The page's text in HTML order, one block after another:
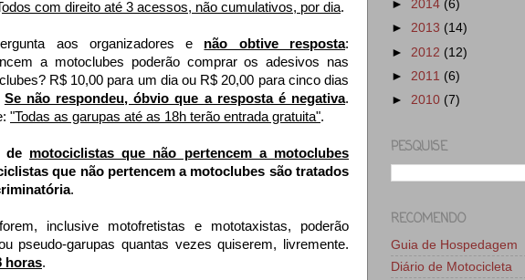
odos com direito até 3 acessos, não cumulativos, por dia.
aos organizadores e não obtive resposta:
a motoclubes poderão comprar os adesivos nas
R$ 10,00 para um dia ou R$ 20,00 para cinco dias
Se não respondeu, óbvio que a resposta é negativa.
"Todas as garupas até as 18h terão entrada gratuita".
de motociclistas que não pertencem a motoclubes
que não pertencem a motoclubes são tratados
.
inclusive motofretistas e mototaxistas, poderão
pseudo-garupas quantas vezes quiserem, livremente.
horas.
► 2014 (6)
► 2013 (14)
► 2012 (12)
► 2011 (6)
► 2010 (7)
PESQUISE
RECOMENDO
Guia de Hospedagem
Diário de Motocicleta